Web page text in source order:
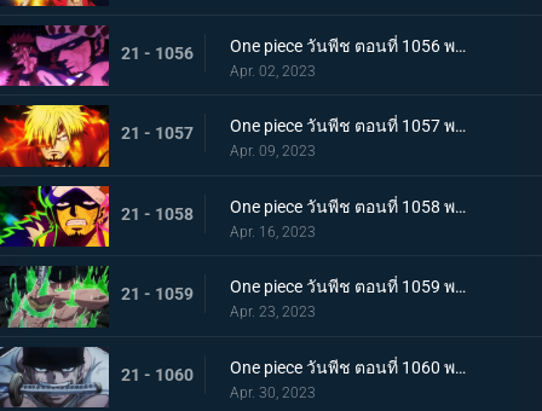
21 - 1056 One piece วันพีช ตอนที่ 1056 พากย์ไทย การโต้กลับ! ท่าผสานของคิดกับลอว์โต้กลับ
Apr. 02, 2023
21 - 1057 One piece วันพีช ตอนที่ 1057 พากย์ไทย เพื่อลูฟี่ คำสาบานของซันจิกับโซโร
Apr. 09, 2023
21 - 1058 One piece วันพีช ตอนที่ 1058 พากย์ไทย การจู่โจมของนักบวชเพลิงผลาญ เงื้อมมือปีศาจของโอโรจิที่คืบคลานเข้ามา
Apr. 16, 2023
21 - 1059 One piece วันพีช ตอนที่ 1059 พากย์ไทย โซโลตกที่นั่งลำบาก สัตว์ประหลาดคิงแห่งอัคคีภัย
Apr. 23, 2023
21 - 1060 One piece วันพีช ตอนที่ 1060 พากย์ไทย ความลับของเอ็นมะ ดาบปีศาจที่ฝากไว้กับโซโล
Apr. 30, 2023